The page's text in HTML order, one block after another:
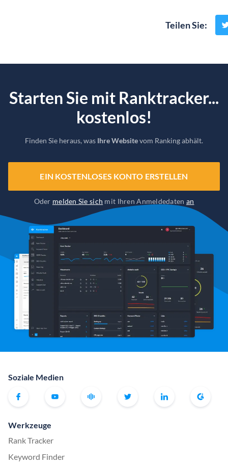
Teilen Sie:
Starten Sie mit Ranktracker...
kostenlos!
Finden Sie heraus, was Ihre Websitevom Ranking abhält.
EIN KOSTENLOSES KONTO ERSTELLEN
Oder melden Sie sich mit Ihren Anmeldedaten an
Soziale Medien
Werkzeuge
Rank Tracker
Keyword Finder